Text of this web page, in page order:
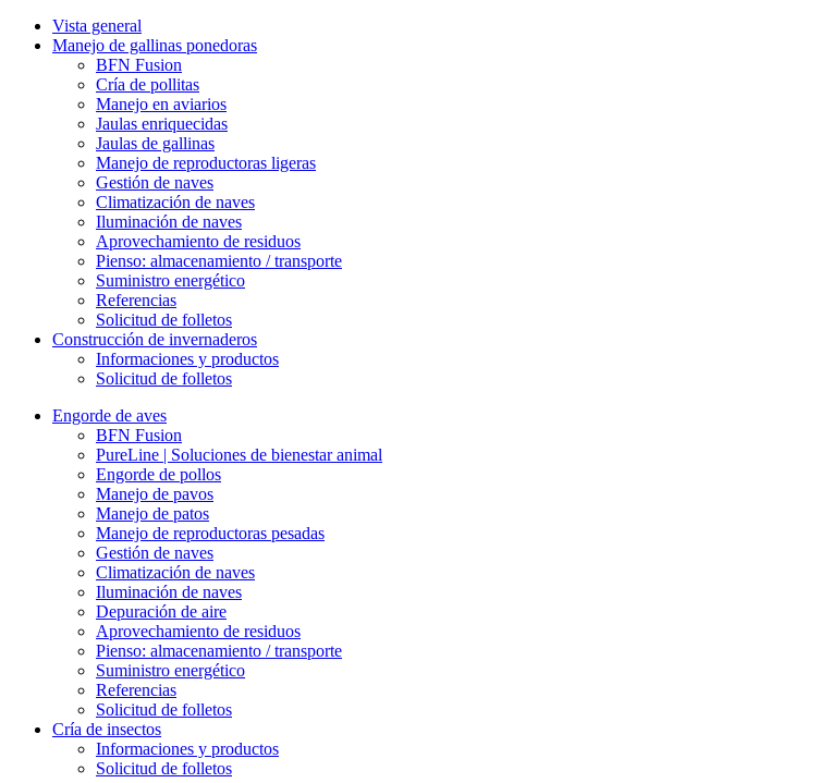
Vista general
Manejo de gallinas ponedoras
BFN Fusion
Cría de pollitas
Manejo en aviarios
Jaulas enriquecidas
Jaulas de gallinas
Manejo de reproductoras ligeras
Gestión de naves
Climatización de naves
Iluminación de naves
Aprovechamiento de residuos
Pienso: almacenamiento / transporte
Suministro energético
Referencias
Solicitud de folletos
Construcción de invernaderos
Informaciones y productos
Solicitud de folletos
Engorde de aves
BFN Fusion
PureLine | Soluciones de bienestar animal
Engorde de pollos
Manejo de pavos
Manejo de patos
Manejo de reproductoras pesadas
Gestión de naves
Climatización de naves
Iluminación de naves
Depuración de aire
Aprovechamiento de residuos
Pienso: almacenamiento / transporte
Suministro energético
Referencias
Solicitud de folletos
Cría de insectos
Informaciones y productos
Solicitud de folletos